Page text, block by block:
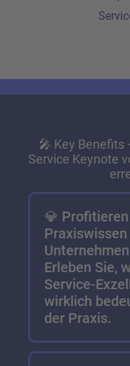
🎤 Key Benefits
Service Keynote
💎
Erleben Sie,
Service-
wirklich
der Praxis.